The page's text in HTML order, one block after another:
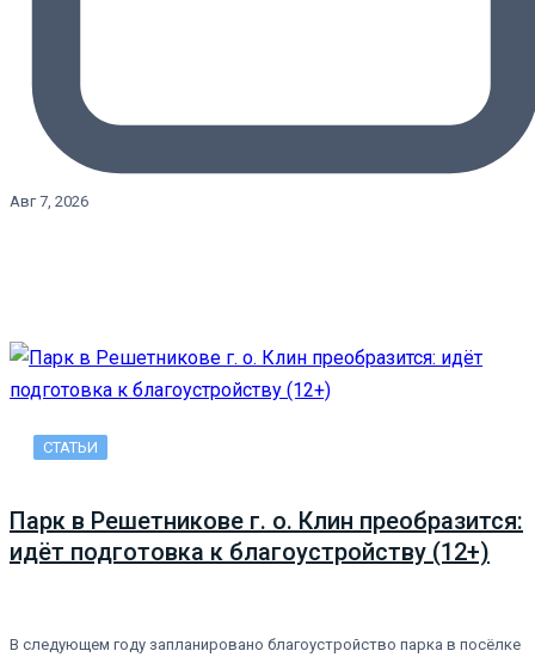
Авг 7, 2026
СТАТЬИ
Парк в Решетникове г. о. Клин преобразится:
идёт подготовка к благоустройству (12+)
В следующем году запланировано благоустройство парка в посёлке